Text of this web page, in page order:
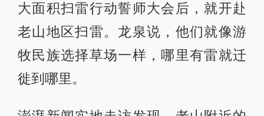
大面积扫雷行动誓师大会后，就开赴
老山地区扫雷。龙泉说，他们就像游
牧民族选择草场一样，哪里有雷就迁
徙到哪里。